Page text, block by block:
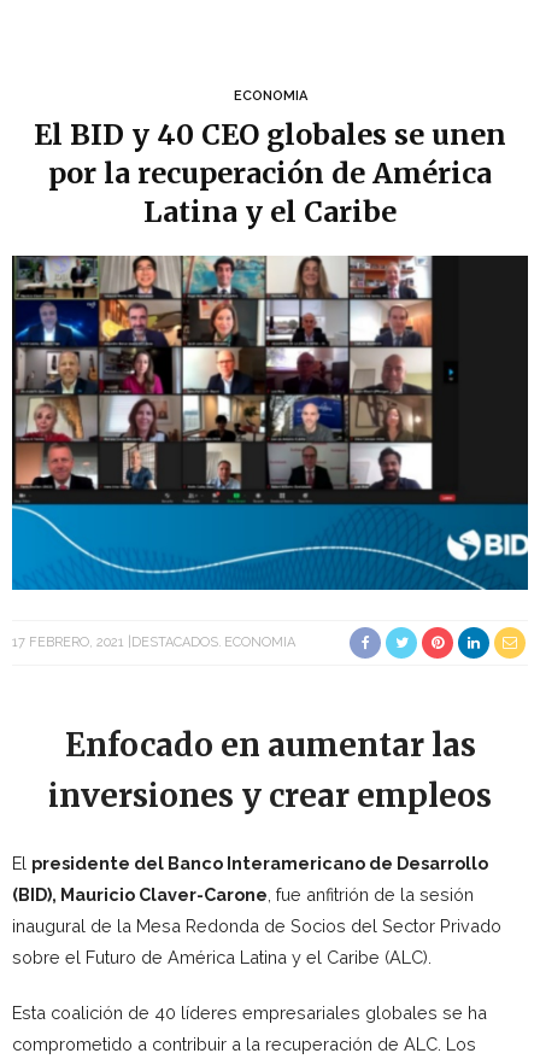
ECONOMIA
El BID y 40 CEO globales se unen
por la recuperación de América
Latina y el Caribe
17 FEBRERO, 2021 DESTACADOS ECONOMIA
Enfocado en aumentar las
inversiones y crear empleos
El presidente del Banco Interamericano de Desarrollo
(BID), Mauricio Claver-Carone , fue anfitrión de la sesión
inaugural de la Mesa Redonda de Socios del Sector Privado
sobre el Futuro de América Latina y el Caribe (ALC).
Esta coalición de 40 líderes empresariales globales se ha
comprometido a contribuir a la recuperación de ALC. Los